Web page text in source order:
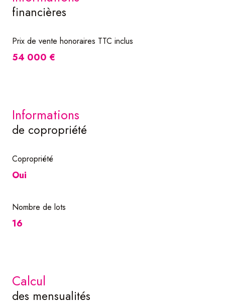
financières
Prix de vente honoraires TTC inclus
54 000 €
informations
de copropriété
Copropriété
Oui
Nombre de lots
16
calcul
des mensualités